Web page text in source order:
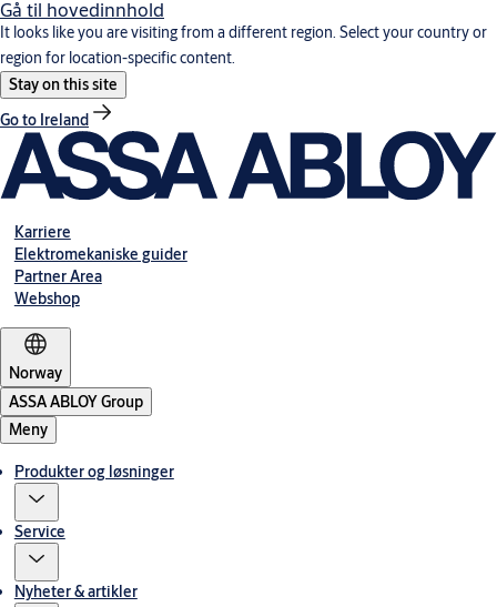
Gå til hovedinnhold
It looks like you are visiting from a different region. Select your country or
region for location-specific content.
Stay on this site
Go to Ireland
Karriere
Elektromekaniske guider
Partner Area
Webshop
Norway
ASSA ABLOY Group
Meny
Produkter og løsninger
Service
Nyheter & artikler